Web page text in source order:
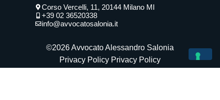
Corso Vercelli, 11, 20144 Milano MI
+39 02 36520338
info@avvocatosalonia.it
©2026 Avvocato Alessandro Salonia
Privacy Policy Privacy Policy